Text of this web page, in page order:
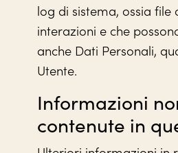
log di sistema, ossia file
interazioni e che
anche Dati Personali,
Utente.
Informazioni
contenute in